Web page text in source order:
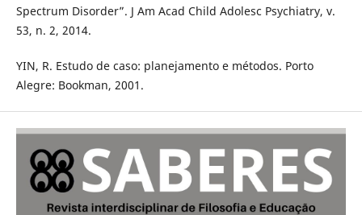
Spectrum Disorder”. J Am Acad Child Adolesc Psychiatry, v.
53, n. 2, 2014.
YIN, R. Estudo de caso: planejamento e métodos. Porto
Alegre: Bookman, 2001.